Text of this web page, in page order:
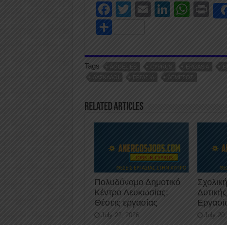
F
a
e
b
o
o
k
T
er
E
Li
e
dI
n
W
s
A
p
Pr
ar
e
Tags AGGELIES CYPRUS ERGASIA
ΔΆΣΚΑΛΟΙ
ΕΡΓΑΣΊΑ ΛΕΜΕΣΌΣ
Related Articles
Πολυδύναμο Δημοτικό
Κέντρο Λευκωσίας:
Θέσεις εργασίας
July 22, 2026 July